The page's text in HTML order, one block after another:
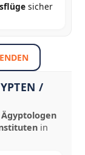
sicher
/
Ägyptologen
in